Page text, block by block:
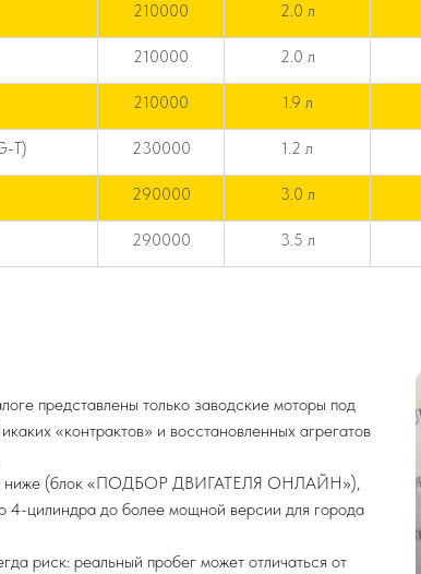
210000 2.0 л
210000 2.0 л
210000 1.9 л
T) 230000 1.2 л
290000 3.0 л
290000 3.5 л
представлены только заводские моторы под
«контрактов» и восстановленных агрегатов
ниже (блок «ПОДБОР ДВИГАТЕЛЯ ОНЛАЙН»),
цилиндра до более мощной версии для города
риск: реальный пробег может отличаться от